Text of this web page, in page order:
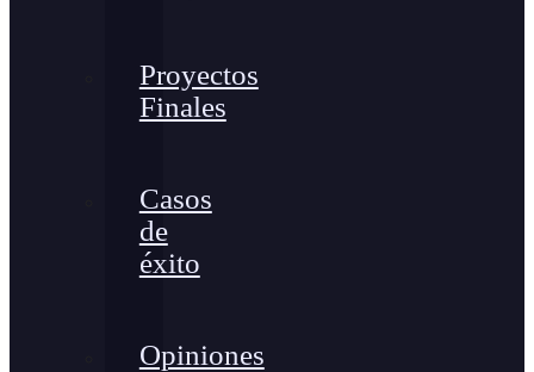
Proyectos
Finales
Casos
de
éxito
Opiniones